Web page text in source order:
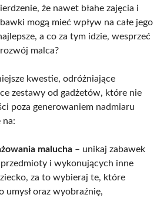
że nawet błahe zajęcia i
mogą mieć wpływ na całe jego
a co za tym idzie, wesprzeć
malca?
kwestie, odróżniające
zestawy od gadżetów, które nie
poza generowaniem nadmiaru
na:
malucha – unikaj zabawek
i wykonujących inne
za to wybieraj te, które
umysł oraz wyobraźnię,